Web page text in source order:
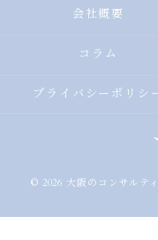
会社概要
コラム
プライバシーポリシ
© 2026 大阪のコンサルテ